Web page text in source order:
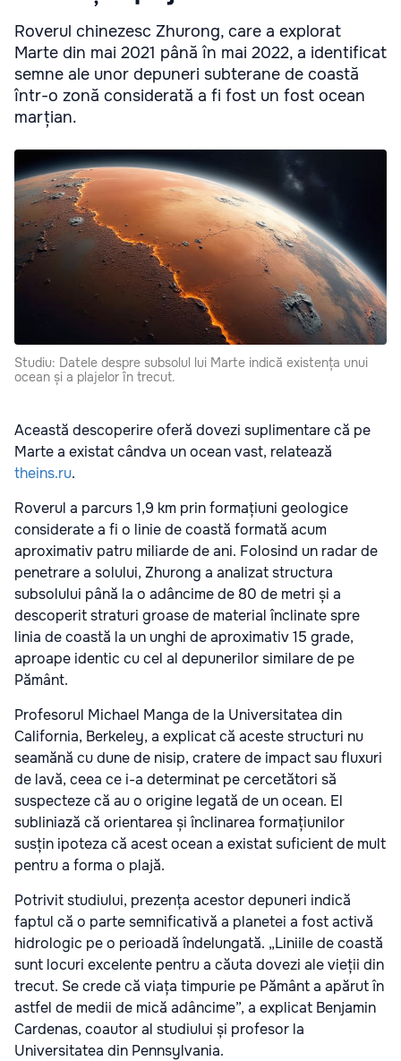
Roverul chinezesc Zhurong, care a explorat
Marte din mai 2021 până în mai 2022, a identificat
semne ale unor depuneri subterane de coastă
într-o zonă considerată a fi fost un fost ocean
marțian.
Studiu: Datele despre subsolul lui Marte indică existența unui
ocean și a plajelor în trecut.
Această descoperire oferă dovezi suplimentare că pe
Marte a existat cândva un ocean vast, relatează
theins.ru.
Roverul a parcurs 1,9 km prin formațiuni geologice
considerate a fi o linie de coastă formată acum
aproximativ patru miliarde de ani. Folosind un radar de
penetrare a solului, Zhurong a analizat structura
subsolului până la o adâncime de 80 de metri și a
descoperit straturi groase de material înclinate spre
linia de coastă la un unghi de aproximativ 15 grade,
aproape identic cu cel al depunerilor similare de pe
Pământ.
Profesorul Michael Manga de la Universitatea din
California, Berkeley, a explicat că aceste structuri nu
seamănă cu dune de nisip, cratere de impact sau fluxuri
de lavă, ceea ce i-a determinat pe cercetători să
suspecteze că au o origine legată de un ocean. El
subliniază că orientarea și înclinarea formațiunilor
susțin ipoteza că acest ocean a existat suficient de mult
pentru a forma o plajă.
Potrivit studiului, prezența acestor depuneri indică
faptul că o parte semnificativă a planetei a fost activă
hidrologic pe o perioadă îndelungată. „Liniile de coastă
sunt locuri excelente pentru a căuta dovezi ale vieții din
trecut. Se crede că viața timpurie pe Pământ a apărut în
astfel de medii de mică adâncime”, a explicat Benjamin
Cardenas, coautor al studiului și profesor la
Universitatea din Pennsylvania.